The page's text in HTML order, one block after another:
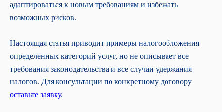
адаптироваться к новым требованиям и избежать
возможных рисков.
Настоящая статья приводит примеры налогообложения
определенных категорий услуг, но не описывает все
требования законодательства и все случаи удержания
налогов. Для консультации по конкретному договору
оставьте заявку.
Подпишитесь на рассылку и получайте
Подписаться